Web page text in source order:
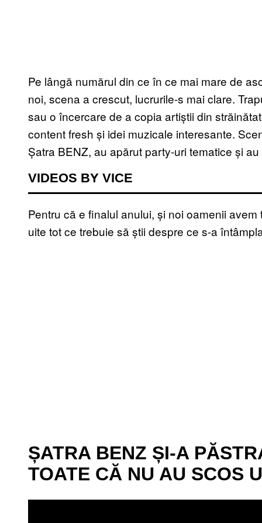
Pe lângă numărul din ce în ce mai mare de
noi, scena a crescut, lucrurile-s mai clare.
sau o încercare de a copia artiștii din
content fresh și idei muzicale interesante.
Șatra BENZ, au apărut party-uri tematice și
VIDEOS BY VICE
Pentru că e finalul anului, și noi oamenii
uite tot ce trebuie să știi despre ce s-a
ȘATRA BENZ ȘI-A
TOATE CĂ NU AU SCOS